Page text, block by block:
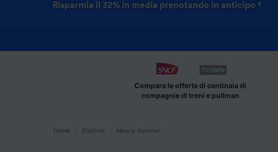
Risparmia il 32% in media prenotando in anticipo †
Compara le offerte di centinaia di
compagnie di treni e pullman
Home Stazioni Neuvy-Sautour